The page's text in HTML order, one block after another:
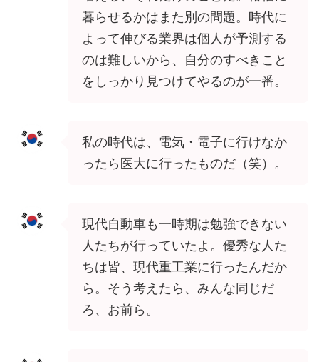
暮らせるかはまた別の問題。時代に
よって伸びる業界は個人が予測する
のは難しいから、自分のすべきこと
をしっかり見つけてやるのが一番。
私の時代は、電気・電子に行けなか
ったら医大に行ったものだ（笑）。
現代自動車も一時期は勉強できない
人たちが行っていたよ。優秀な人た
ちは皆、現代重工業に行ったんだか
ら。そう考えたら、みんな同じだ
ろ、お前ら。